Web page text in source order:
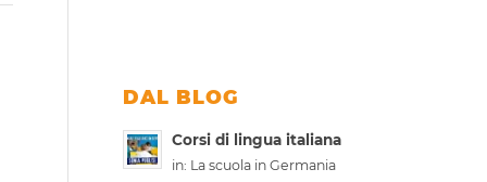
DAL BLOG
Corsi di lingua italiana
in: La scuola in Germania